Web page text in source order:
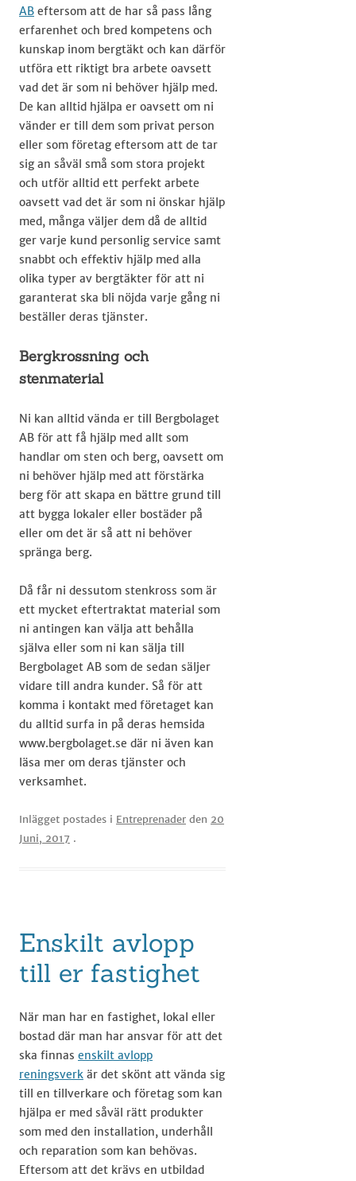
AB eftersom att de har så pass lång
erfarenhet och bred kompetens och
kunskap inom bergtäkt och kan därför
utföra ett riktigt bra arbete oavsett
vad det är som ni behöver hjälp med.
De kan alltid hjälpa er oavsett om ni
vänder er till dem som privat person
eller som företag eftersom att de tar
sig an såväl små som stora projekt
och utför alltid ett perfekt arbete
oavsett vad det är som ni önskar hjälp
med, många väljer dem då de alltid
ger varje kund personlig service samt
snabbt och effektiv hjälp med alla
olika typer av bergtäkter för att ni
garanterat ska bli nöjda varje gång ni
beställer deras tjänster.​
Bergkrossning och
stenmaterial
Ni kan alltid vända er till Bergbolaget
AB för att få hjälp med allt som
handlar om sten och berg, oavsett om
ni behöver hjälp med att förstärka
berg för att skapa en bättre grund till
att bygga lokaler eller bostäder på
eller om det är så att ni behöver
spränga berg.
Då får ni dessutom stenkross som är
ett mycket eftertraktat material som
ni antingen kan välja att behålla
själva eller som ni kan sälja till
Bergbolaget AB som de sedan säljer
vidare till andra kunder. Så för att
komma i kontakt med företaget kan
du alltid surfa in på deras hemsida
www.bergbolaget.se där ni även kan
läsa mer om deras tjänster och
verksamhet. ​​​​​​​
Inlägget postades i Entreprenader den 20
Juni, 2017 .
Enskilt avlopp
till er fastighet
När man har en fastighet, lokal eller
bostad där man har ansvar för att det
ska finnas enskilt avlopp
reningsverk är det skönt att vända sig
till en tillverkare och företag som kan
hjälpa er med såväl rätt produkter
som med den installation, underhåll
och reparation som kan behövas.
Eftersom att det krävs en utbildad